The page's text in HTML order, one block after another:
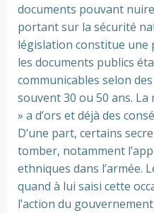
documents pouvant
portant sur la sécurité
législation constitue
les documents publics
communicables selon
souvent 30 ou 50 ans.
» a d’ors et déjà des
D’une part, certains
tomber, notamment
ethniques dans l’armée.
quand à lui saisi cette
l’action du